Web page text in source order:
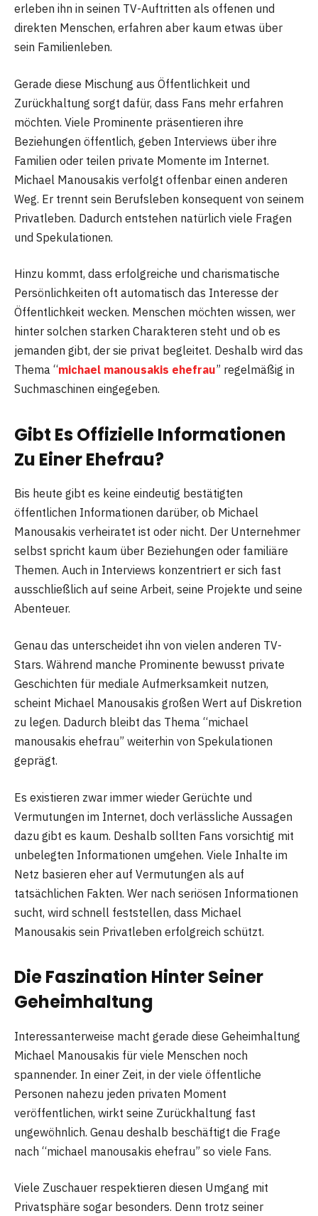
erleben ihn in seinen TV-Auftritten als offenen und
direkten Menschen, erfahren aber kaum etwas über
sein Familienleben.
Gerade diese Mischung aus Öffentlichkeit und
Zurückhaltung sorgt dafür, dass Fans mehr erfahren
möchten. Viele Prominente präsentieren ihre
Beziehungen öffentlich, geben Interviews über ihre
Familien oder teilen private Momente im Internet.
Michael Manousakis verfolgt offenbar einen anderen
Weg. Er trennt sein Berufsleben konsequent von seinem
Privatleben. Dadurch entstehen natürlich viele Fragen
und Spekulationen.
Hinzu kommt, dass erfolgreiche und charismatische
Persönlichkeiten oft automatisch das Interesse der
Öffentlichkeit wecken. Menschen möchten wissen, wer
hinter solchen starken Charakteren steht und ob es
jemanden gibt, der sie privat begleitet. Deshalb wird das
Thema “michael manousakis ehefrau” regelmäßig in
Suchmaschinen eingegeben.
Gibt Es Offizielle Informationen
Zu Einer Ehefrau?
Bis heute gibt es keine eindeutig bestätigten
öffentlichen Informationen darüber, ob Michael
Manousakis verheiratet ist oder nicht. Der Unternehmer
selbst spricht kaum über Beziehungen oder familiäre
Themen. Auch in Interviews konzentriert er sich fast
ausschließlich auf seine Arbeit, seine Projekte und seine
Abenteuer.
Genau das unterscheidet ihn von vielen anderen TV-
Stars. Während manche Prominente bewusst private
Geschichten für mediale Aufmerksamkeit nutzen,
scheint Michael Manousakis großen Wert auf Diskretion
zu legen. Dadurch bleibt das Thema “michael
manousakis ehefrau” weiterhin von Spekulationen
geprägt.
Es existieren zwar immer wieder Gerüchte und
Vermutungen im Internet, doch verlässliche Aussagen
dazu gibt es kaum. Deshalb sollten Fans vorsichtig mit
unbelegten Informationen umgehen. Viele Inhalte im
Netz basieren eher auf Vermutungen als auf
tatsächlichen Fakten. Wer nach seriösen Informationen
sucht, wird schnell feststellen, dass Michael
Manousakis sein Privatleben erfolgreich schützt.
Die Faszination Hinter Seiner
Geheimhaltung
Interessanterweise macht gerade diese Geheimhaltung
Michael Manousakis für viele Menschen noch
spannender. In einer Zeit, in der viele öffentliche
Personen nahezu jeden privaten Moment
veröffentlichen, wirkt seine Zurückhaltung fast
ungewöhnlich. Genau deshalb beschäftigt die Frage
nach “michael manousakis ehefrau” so viele Fans.
Viele Zuschauer respektieren diesen Umgang mit
Privatsphäre sogar besonders. Denn trotz seiner